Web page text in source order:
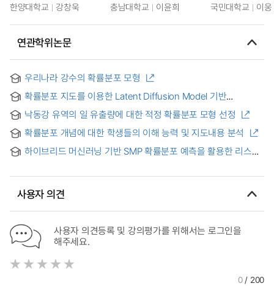
한양대학교 강창욱 충남대학교 이윤희 국민대학교 이웅
연관학위논문
우리나라 강수의 확률분포 모형
확률분포 지도를 이용한 Latent Diffusion Model 기반
Architectural Floor Plans Based on Latent Diffusion Model
using Probability Maps
낙동강 유역의 일 유출량에 대한 적정 확률분포 모형 선정
확률분포 개념에 대한 학생들의 이해 능력 및 지도내용 분석
하이브리드 머신러닝 기반 SMP 확률분포 예측을 활용한 리스크
사용자 의견
사용자 의견등록 및 강의평가를 위해서는 로그인을
해주세요.
0/ 200